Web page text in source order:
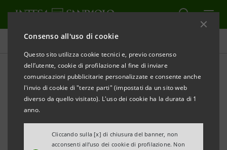
Consenso all'uso di cookie
Questo sito utilizza cookie tecnici e, previo consenso
dell’utente, cookie di profilazione al fine di inviare
comunicazioni pubblicitarie personalizzate e consente anche
l'invio di cookie di "terze parti" (impostati da un sito web
diverso da quello visitato). L'uso dei cookie ha la durata di 1
anno.
Cliccando sulla [x] di chiusura del banner, non
acconsenti all’uso dei cookie di profilazione. Non
Comunicati stampa
STAMPA AGGIORNA
Torino, 17 ottobre 2018- Per l'European Cyber
Security Month, il mese della Cyber Security, Intesa
Sanpaolo insieme al CertFin (CERT Finanziario
italiano), aderisce alla campagna di sensibilizzazione
promossa da Europol ed EBF (European Banking